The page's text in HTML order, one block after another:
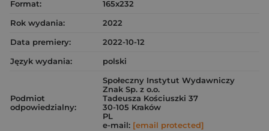
Format:
165x232
Rok wydania:
2022
Data premiery:
2022-10-12
Język wydania:
polski
Podmiot
odpowiedzialny:
Społeczny Instytut Wydawniczy
Znak Sp. z o.o.
Tadeusza Kościuszki 37
30-105 Kraków
PL
e-mail: [email protected]